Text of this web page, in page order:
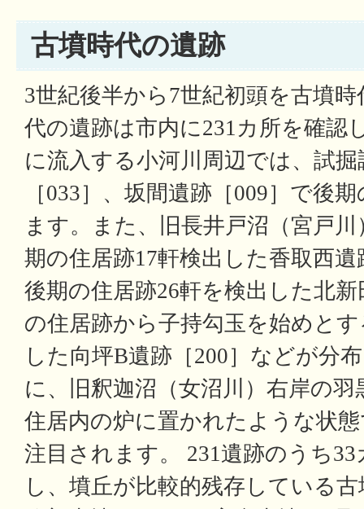
古墳時代の遺跡
3世紀後半から7世紀初頭を古墳
代の遺跡は市内に231カ所を確認
に流入する小河川周辺では、試
［033］、坂間遺跡［009］で後
ます。また、旧長井戸沼（宮戸
期の住居跡17軒検出した香取西
後期の住居跡26軒を検出した北
の住居跡から子持勾玉を始めと
した向坪B遺跡［200］などが分
に、旧釈迦沼（女沼川）右岸の羽
住居内の炉に置かれたような状
注目されます。 231遺跡のうち
し、墳丘が比較的残存している